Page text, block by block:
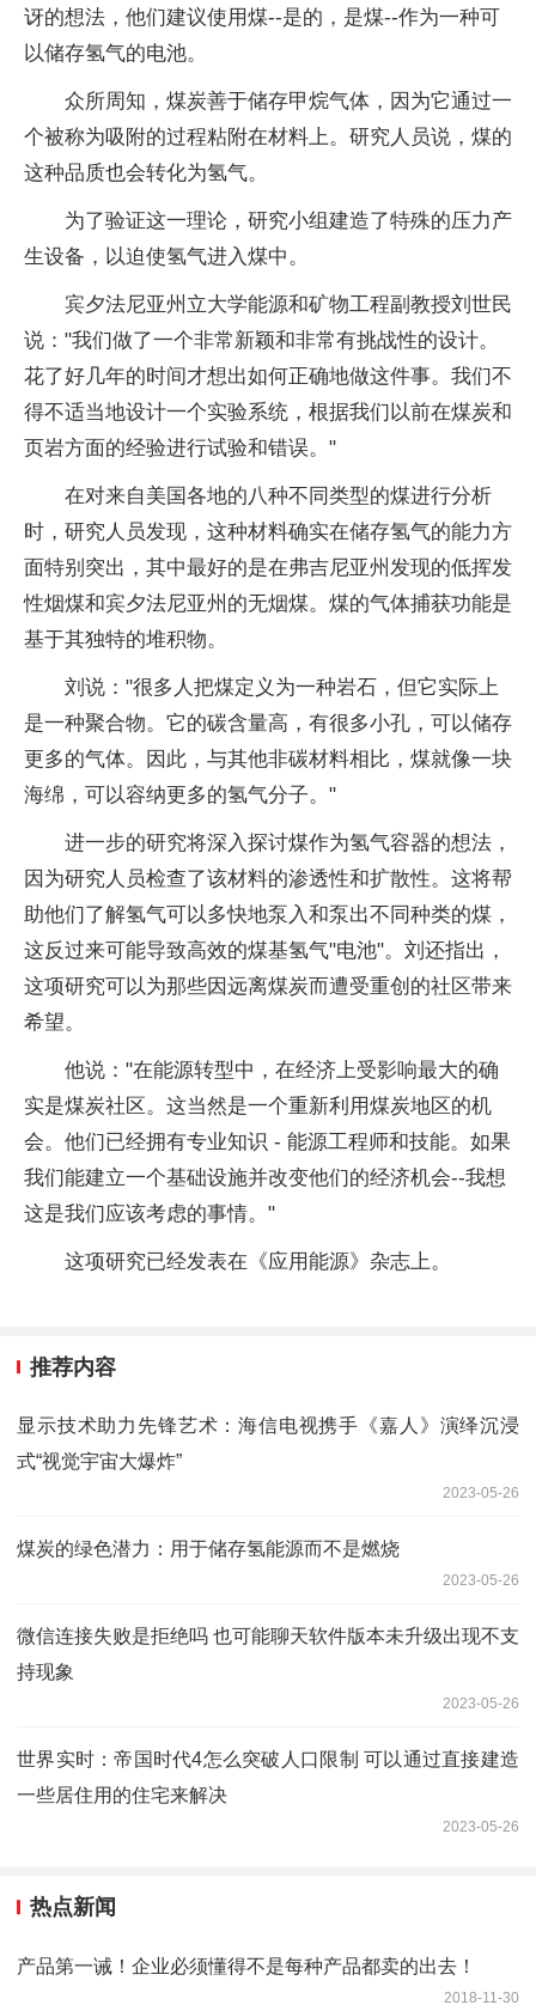
讶的想法，他们建议使用煤--是的，是煤--作为一种可
以储存氢气的电池。
众所周知，煤炭善于储存甲烷气体，因为它通过一
个被称为吸附的过程粘附在材料上。研究人员说，煤的
这种品质也会转化为氢气。
为了验证这一理论，研究小组建造了特殊的压力产
生设备，以迫使氢气进入煤中。
宾夕法尼亚州立大学能源和矿物工程副教授刘世民
说："我们做了一个非常新颖和非常有挑战性的设计。
花了好几年的时间才想出如何正确地做这件事。我们不
得不适当地设计一个实验系统，根据我们以前在煤炭和
页岩方面的经验进行试验和错误。"
在对来自美国各地的八种不同类型的煤进行分析
时，研究人员发现，这种材料确实在储存氢气的能力方
面特别突出，其中最好的是在弗吉尼亚州发现的低挥发
性烟煤和宾夕法尼亚州的无烟煤。煤的气体捕获功能是
基于其独特的堆积物。
刘说："很多人把煤定义为一种岩石，但它实际上
是一种聚合物。它的碳含量高，有很多小孔，可以储存
更多的气体。因此，与其他非碳材料相比，煤就像一块
海绵，可以容纳更多的氢气分子。"
进一步的研究将深入探讨煤作为氢气容器的想法，
因为研究人员检查了该材料的渗透性和扩散性。这将帮
助他们了解氢气可以多快地泵入和泵出不同种类的煤，
这反过来可能导致高效的煤基氢气"电池"。刘还指出，
这项研究可以为那些因远离煤炭而遭受重创的社区带来
希望。
他说："在能源转型中，在经济上受影响最大的确
实是煤炭社区。这当然是一个重新利用煤炭地区的机
会。他们已经拥有专业知识 - 能源工程师和技能。如果
我们能建立一个基础设施并改变他们的经济机会--我想
这是我们应该考虑的事情。"
这项研究已经发表在《应用能源》杂志上。
推荐内容
显示技术助力先锋艺术：海信电视携手《嘉人》演绎沉浸
式“视觉宇宙大爆炸”
2023-05-26
煤炭的绿色潜力：用于储存氢能源而不是燃烧
2023-05-26
微信连接失败是拒绝吗 也可能聊天软件版本未升级出现不支
持现象
2023-05-26
世界实时：帝国时代4怎么突破人口限制 可以通过直接建造
一些居住用的住宅来解决
2023-05-26
热点新闻
产品第一诫！企业必须懂得不是每种产品都卖的出去！
2018-11-30